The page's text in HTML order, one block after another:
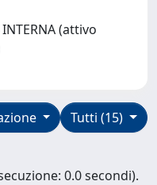
(attivo
Tutti (15)
0.0 secondi).